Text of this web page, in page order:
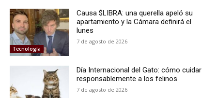
Tecnología
Causa $LIBRA: una querella apeló su
apartamiento y la Cámara definirá el
lunes
7 de agosto de 2026
Día Internacional del Gato: cómo cuidar
responsablemente a los felinos
7 de agosto de 2026